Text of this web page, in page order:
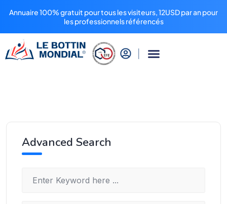
Annuaire 100% gratuit pour tous les visiteurs, 12USD par an pour
les professionnels référencés
Advanced Search